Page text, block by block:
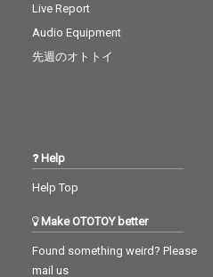
Live Report
Audio Equipment
先週のオトトイ
Help
Help Top
Make OTOTOY better
Found something weird? Please
mail us